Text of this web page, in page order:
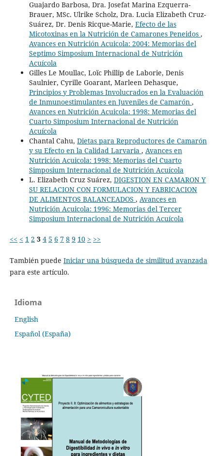
Guajardo Barbosa, Dra. Josefat Marina Ezquerra-
Brauer, MSc. Ulrike Scholz, Dra. Lucia Elizabeth Cruz-
Suárez, Dr. Denis Ricque-Marie, Efecto de las
Micotoxinas en la Nutrición de Camarones Peneidos ,
Avances en Nutrición Acuicola: 2004: Memorias del
Septimo Simposium Internacional de Nutrición
Acuícola
Gilles Le Moullac, Loïc Phillip de Laborie, Denis
Saulnier, Cyrille Goarant, Marleen Dehasque,
Principios y Problemas Involucrados en la Evaluación
de Inmunoestimulantes en Juveniles de Camarón ,
Avances en Nutrición Acuicola: 1998: Memorias del
Cuarto Simposium Internacional de Nutrición
Acuícola
Chantal Cahu, Dietas para Reproductores de Camarón
y su Efecto en la Calidad Larvaria , Avances en
Nutrición Acuicola: 1998: Memorias del Cuarto
Simposium Internacional de Nutrición Acuícola
L. Elizabeth Cruz Suárez, DIGESTION EN CAMARON Y
SU RELACION CON FORMULACION Y FABRICACION
DE ALIMENTOS BALANCEADOS , Avances en
Nutrición Acuicola: 1996: Memorias del Tercer
Simposium Internacional de Nutrición Acuícola
<< < 1 2 3 4 5 6 7 8 9 10 > >>
También puede Iniciar una búsqueda de similitud avanzada
para este artículo.
Idioma
English
Español (España)